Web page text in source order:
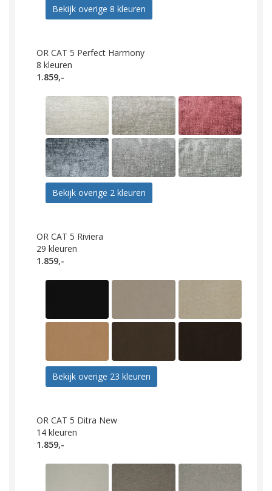
Bekijk overige 8 kleuren
OR CAT 5 Perfect Harmony
8 kleuren
1.859,-
Bekijk overige 2 kleuren
OR CAT 5 Riviera
29 kleuren
1.859,-
Bekijk overige 23 kleuren
OR CAT 5 Ditra New
14 kleuren
1.859,-